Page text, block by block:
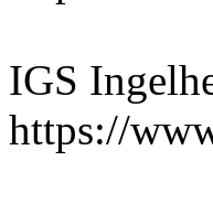
IGS
https://